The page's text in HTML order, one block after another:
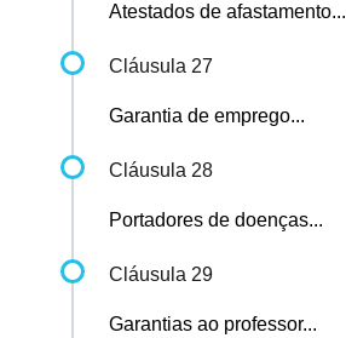
Atestados de afastamento...
Cláusula 27
Garantia de emprego...
Cláusula 28
Portadores de doenças...
Cláusula 29
Garantias ao professor...